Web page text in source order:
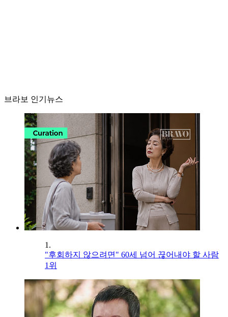
브라보 인기뉴스
1.
"후회하지 않으려면" 60세 넘어 끊어내야 할 사람
1위